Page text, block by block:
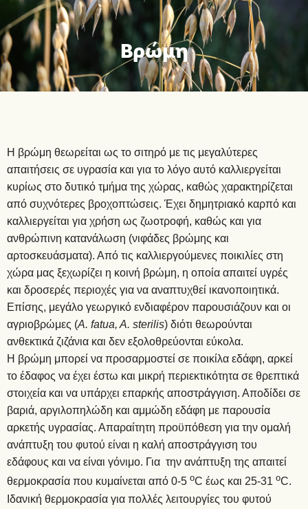
Βρώμη
Η βρώμη θεωρείται ως το σιτηρό με τις μεγαλύτερες
απαιτήσεις σε υγρασία και για το λόγο αυτό καλλιεργείται
κυρίως στο δυτικό τμήμα της χώρας, καθώς χαρακτηρίζεται
από συχνότερες βροχοπτώσεις. Έχει δημητριακό καρπό και
καλλιεργείται για χρήση ως ζωοτροφή, καθώς και για
ανθρώπινη κατανάλωση (νιφάδες βρώμης και
αρτοσκευάσματα). Από τις καλλιεργούμενες ποικιλίες στη
χώρα μας ξεχωρίζει η κοινή βρώμη, η οποία απαιτεί υγρές
και δροσερές περιοχές για να αναπτυχθεί ικανοποιητικά.
Επίσης, μεγάλο γεωργικό ενδιαφέρον παρουσιάζουν και οι
αγριοβρώμες (A. fatua,A. sterilis) διότι θεωρούνται
ανθεκτικά ζιζάνια και δεν εξολοθρεύονται εύκολα.
Η βρώμη μπορεί να προσαρμοστεί σε ποικίλα εδάφη, αρκεί
το έδαφος να έχει έστω και μικρή περιεκτικότητα σε θρεπτικά
στοιχεία και να υπάρχει επαρκής αποστράγγιση. Αποδίδει σε
βαριά, αργιλοπηλώδη και αμμώδη εδάφη με παρουσία
αρκετής υγρασίας. Απαραίτητη προϋπόθεση για την ομαλή
ανάπτυξη του φυτού είναι η καλή αποστράγγιση του
εδάφους και να είναι γόνιμο. Για την ανάπτυξη της απαιτεί
θερμοκρασία που κυμαίνεται από 0-5 οC έως και 25-31 οC.
Ιδανική θερμοκρασία για πολλές λειτουργίες του φυτού